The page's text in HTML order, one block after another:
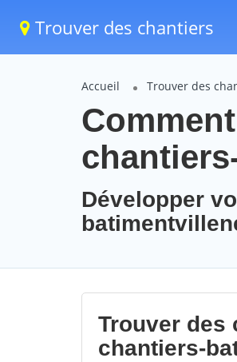
Trouver des chantiers
Accueil Trouver des
Développer
Trouver des
chantiers-